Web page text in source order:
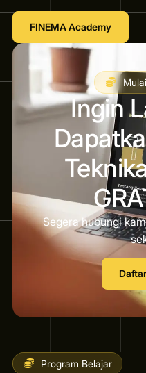
FINEMA Academy
Ingin
Segera hubungi
Program Belajar